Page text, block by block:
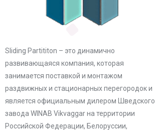
Sliding Partititon – это динамично
развивающаяся компания, которая
занимается поставкой и монтажом
раздвижных и стационарных перегородок и
является официальным дилером Шведского
завода WINAB Vikvaggar на территории
Российской Федерации, Белоруссии,